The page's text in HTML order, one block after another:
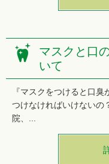
マスクと口
いて
『マスクをつけると口
つけなければいけないの
院、...